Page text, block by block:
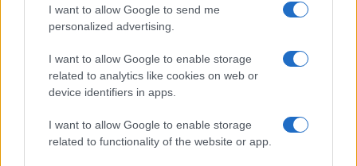
I want to allow Google to send me
personalized advertising.
I want to allow Google to enable storage
related to analytics like cookies on web or
device identifiers in apps.
I want to allow Google to enable storage
related to functionality of the website or app.
Martina Agostina Diturco
I nostri cari